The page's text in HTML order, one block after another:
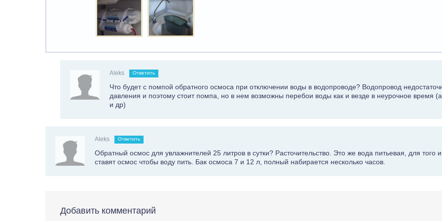
Aleks Ответить
Что будет с помпой обратного осмоса при отключении воды в водопроводе? Водопровод
давления и поэтому стоит помпа, но в нем возможны перебои воды как и везде в неурочное время
и др)
Aleks Ответить
Обратный осмос для увлажнителей 25 литров в сутки? Расточительство. Это же вода питьевая, для того и
ставят осмос чтобы воду пить. Бак осмоса 7 и 12 л, полный набирается несколько часов.
Добавить комментарий